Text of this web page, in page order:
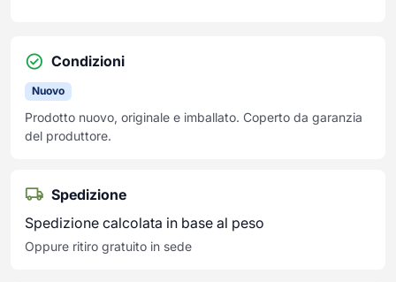
Condizioni
Nuovo
Prodotto nuovo, originale e imballato. Coperto da garanzia
del produttore.
Spedizione
Spedizione calcolata in base al peso
Oppure ritiro gratuito in sede